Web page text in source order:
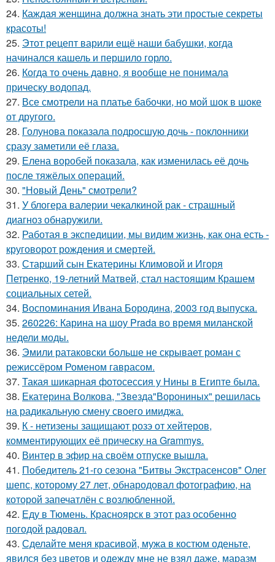
24. Каждая женщина должна знать эти простые секреты
красоты!
25. Этот рецепт варили ещё наши бабушки, когда
начинался кашель и першило горло.
26. Когда то очень давно, я вообще не понимала
прическу водопад.
27. Все смотрели на платье бабочки, но мой шок в шоке
от другого.
28. Голунова показала подросшую дочь - поклонники
сразу заметили её глаза.
29. Елена воробей показала, как изменилась её дочь
после тяжёлых операций.
30. "Новый День" смотрели?
31. У блогера валерии чекалкиной рак - страшный
диагноз обнаружили.
32. Работая в экспедиции, мы видим жизнь, как она есть -
круговорот рождения и смертей.
33. Старший сын Екатерины Климовой и Игоря
Петренко, 19-летний Матвей, стал настоящим Крашем
социальных сетей.
34. Воспоминания Ивана Бородина, 2003 год выпуска.
35. 260226: Карина на шоу Prada во время миланской
недели моды.
36. Эмили ратаковски больше не скрывает роман с
режиссёром Роменом гаврасом.
37. Такая шикарная фотосессия у Нины в Египте была.
38. Екатерина Волкова, "Звезда"Ворониных" решилась
на радикальную смену своего имиджа.
39. К - нетизены защищают розэ от хейтеров,
комментирующих её прическу на Grammys.
40. Винтер в эфир на своём отпуске вышла.
41. Победитель 21-го сезона "Битвы Экстрасенсов" Олег
шепс, которому 27 лет, обнародовал фотографию, на
которой запечатлён с возлюбленной.
42. Еду в Тюмень. Красноярск в этот раз особенно
погодой радовал.
43. Сделайте меня красивой, мужа в костюм оденьте,
явился без цветов и одежду мне не взял даже, маразм